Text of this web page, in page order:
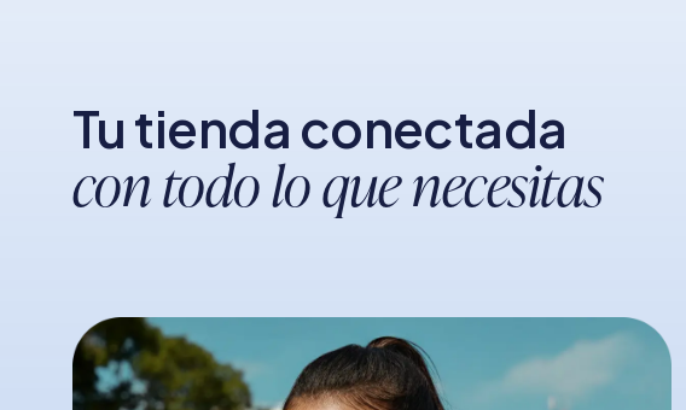
Tu tienda conectada
con todo lo que necesitas